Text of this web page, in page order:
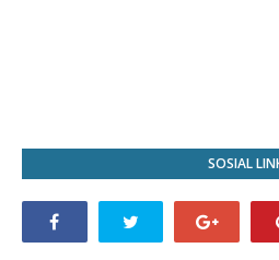
SOSIAL